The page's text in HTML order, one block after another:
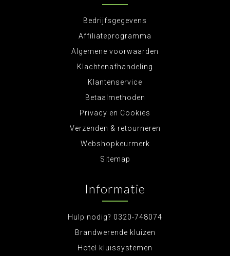
Bedrijfsgegevens
Affiliateprogramma
Algemene voorwaarden
Klachtenafhandeling
Klantenservice
Betaalmethoden
Privacy en Cookies
Verzenden & retourneren
Webshopkeurmerk
Sitemap
Informatie
Hulp nodig? 0320-748074
Brandwerende kluizen
Hotel kluissystemen